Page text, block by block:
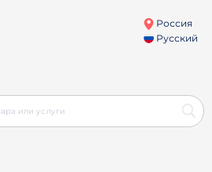
Россия
Русский